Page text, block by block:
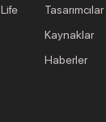
Life
Tasarımcılar
Kaynaklar
Haberler